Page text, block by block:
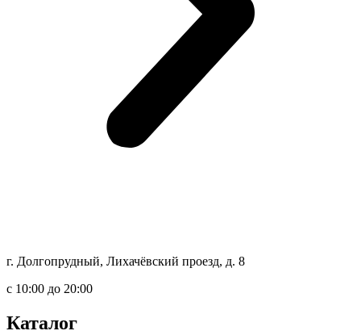
г. Долгопрудный, Лихачёвский проезд, д. 8
c 10:00 до 20:00
Каталог